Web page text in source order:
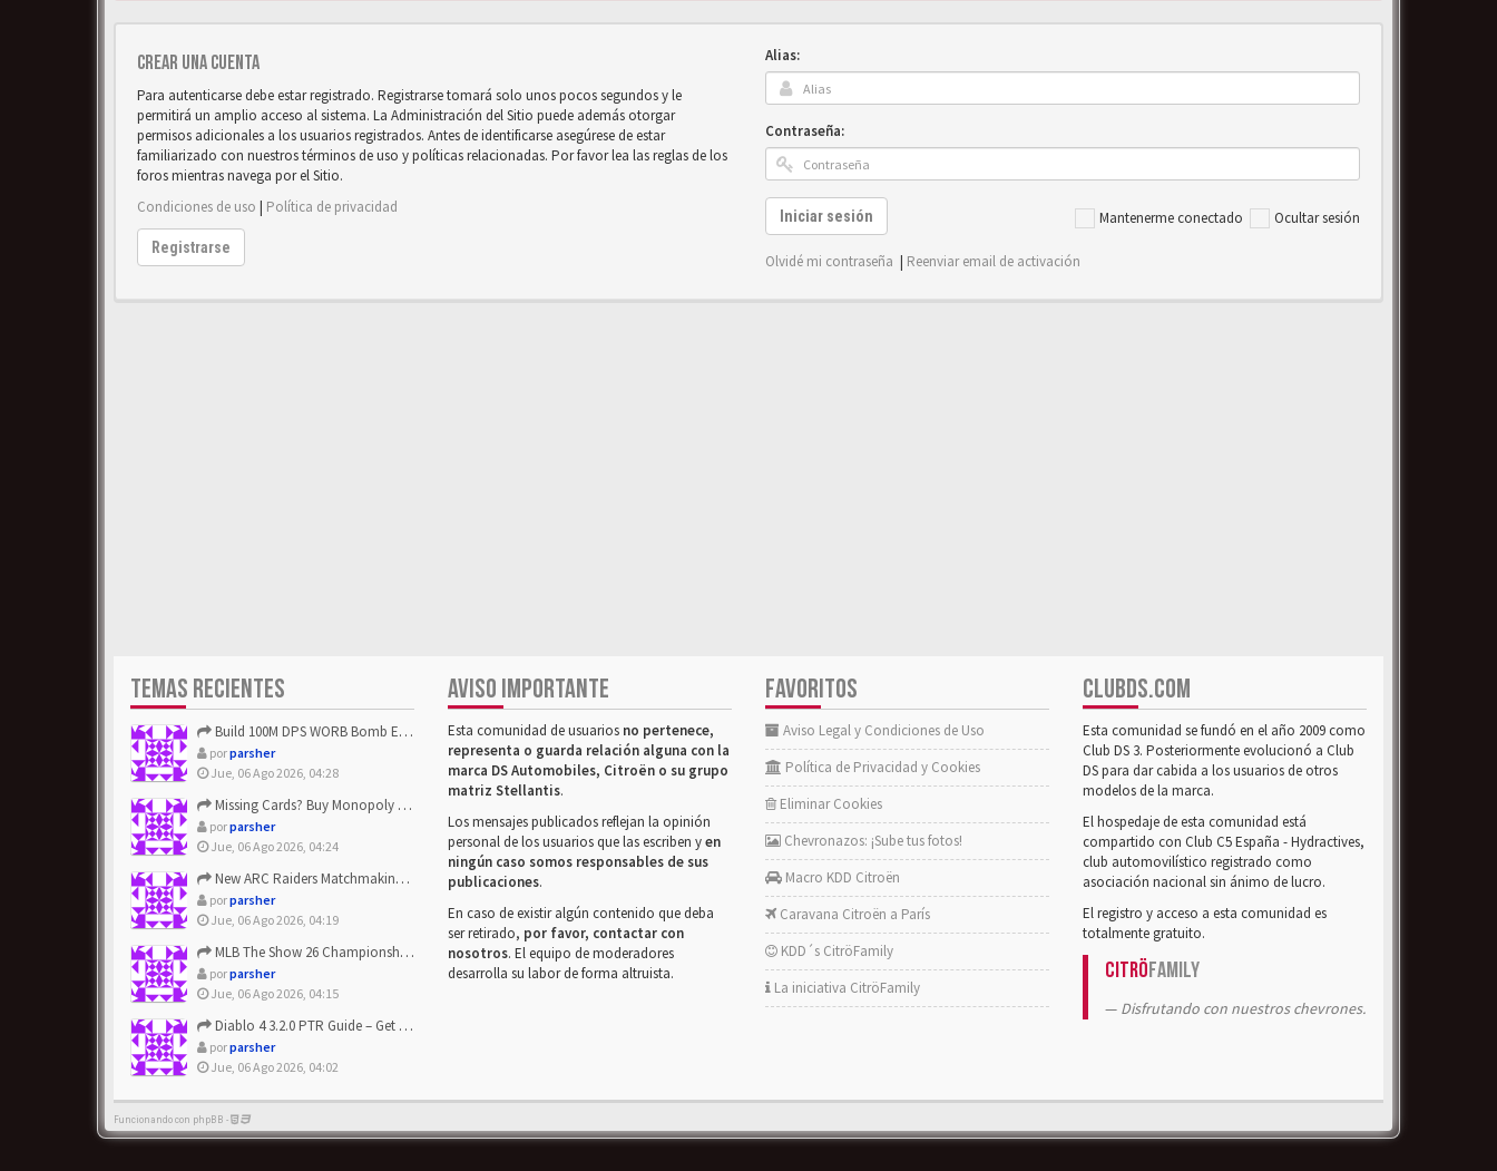
Crear una cuenta
Para autenticarse debe estar registrado. Registrarse tomará solo unos pocos segundos y le
permitirá un amplio acceso al sistema. La Administración del Sitio puede además otorgar
permisos adicionales a los usuarios registrados. Antes de identificarse asegúrese de estar
familiarizado con nuestros términos de uso y políticas relacionadas. Por favor lea las reglas de los
foros mientras navega por el Sitio.
Condiciones de uso | Política de privacidad
Registrarse
Alias:
Contraseña:
Mantenerme conectado Ocultar sesión
Iniciar sesión
Olvidé mi contraseña | Reenviar email de activación
TEMAS RECIENTES
Build 100M DPS WORB Bomb Elementalist Fast - Grab POE Curren...
porparsher
Jue, 06 Ago 2026, 04:28
Missing Cards? Buy Monopoly Go Happy Harvest with Looney Tun...
porparsher
Jue, 06 Ago 2026, 04:24
New ARC Raiders Matchmaking Update: Stop Failed - Grab Bluep...
porparsher
Jue, 06 Ago 2026, 04:19
MLB The Show 26 Championship Series Update! Get Cheap & ...
porparsher
Jue, 06 Ago 2026, 04:15
Diablo 4 3.2.0 PTR Guide – Get 8% Off Items Quickly to Test ...
porparsher
Jue, 06 Ago 2026, 04:02
AVISO IMPORTANTE
Esta comunidad de usuarios no pertenece,
representa o guarda relación alguna con la
marca DS Automobiles, Citroën o su grupo
matriz Stellantis.
Los mensajes publicados reflejan la opinión
personal de los usuarios que las escriben yen
ningún caso somos responsables de sus
publicaciones.
En caso de existir algún contenido que deba
ser retirado, por favor, contactar con
nosotros. El equipo de moderadores
desarrolla su labor de forma altruista.
FAVORITOS
Aviso Legal y Condiciones de Uso
Política de Privacidad y Cookies
Eliminar Cookies
Chevronazos: ¡Sube tus fotos!
Macro KDD Citroën
Caravana Citroën a París
KDD´s CitröFamily
La iniciativa CitröFamily
CLUBDS.COM
Esta comunidad se fundó en el año 2009 como
Club DS 3. Posteriormente evolucionó a Club
DS para dar cabida a los usuarios de otros
modelos de la marca.
El hospedaje de esta comunidad está
compartido con Club C5 España - Hydractives,
club automovilístico registrado como
asociación nacional sin ánimo de lucro.
El registro y acceso a esta comunidad es
totalmente gratuito.
CitröFamily
Disfrutando con nuestros chevrones.
Funcionando con phpBB -